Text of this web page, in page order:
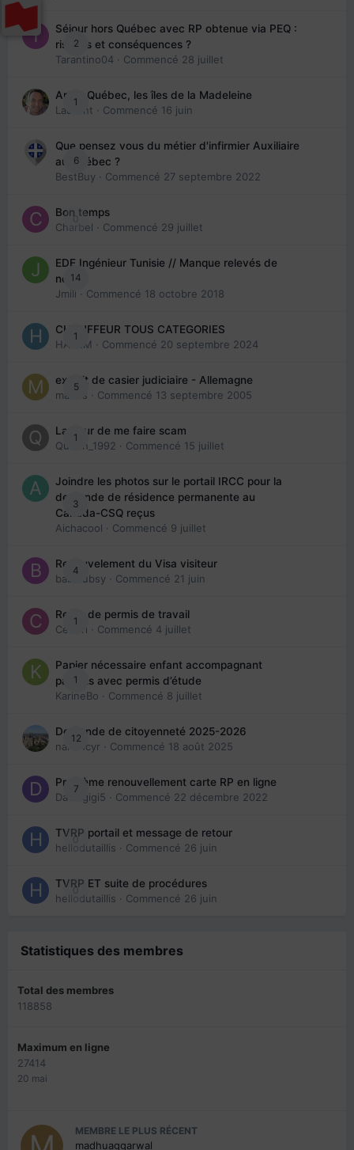
2
Séjour hors Québec avec RP obtenue via PEQ :
risques et conséquences ?
Tarantino04 · Commencé 28 juillet
1
Arte : Québec, les îles de la Madeleine
Laurent · Commencé 16 juin
6
Que pensez vous du métier d'infirmier Auxiliaire
au Québec ?
BestBuy · Commencé 27 septembre 2022
0
Bon temps
Charbel · Commencé 29 juillet
14
EDE Ingénieur Tunisie // Manque relevés de
note
Jmili · Commencé 18 octobre 2018
1
CHAUFFEUR TOUS CATEGORIES
HAZEM · Commencé 20 septembre 2024
5
extrait de casier judiciaire - Allemagne
maries · Commencé 13 septembre 2005
1
La peur de me faire scam
Queen_1992 · Commencé 15 juillet
3
Joindre les photos sur le portail IRCC pour la
demande de résidence permanente au
Canada-CSQ reçus
Aichacool · Commencé 9 juillet
4
Renouvelement du Visa visiteur
babibubsy · Commencé 21 juin
1
Refus de permis de travail
Cedbri · Commencé 4 juillet
1
Papier nécessaire enfant accompagnant
parents avec permis d’étude
KarineBo · Commencé 8 juillet
12
Demande de citoyenneté 2025-2026
nanancyr · Commencé 18 août 2025
7
Problème renouvellement carte RP en ligne
Davidgigi5 · Commencé 22 décembre 2022
0
TVRP portail et message de retour
hellodutaillis · Commencé 26 juin
0
TVRP ET suite de procédures
hellodutaillis · Commencé 26 juin
Statistiques des membres
Total des membres
118858
Maximum en ligne
27414
20 mai
MEMBRE LE PLUS RÉCENT
madhuaggarwal